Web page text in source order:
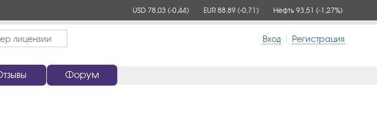
USD 78,03 (-0,44) EUR 88,89 (-0,71) Нефть 93,51 (-1,27%)
Вход | Регистрация
Форум